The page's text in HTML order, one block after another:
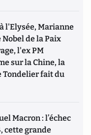
l'Elysée, Marianne
de la Paix
l'ex PM
sur la Chine, la
Tondelier fait du
Macron : l’échec
cette grande